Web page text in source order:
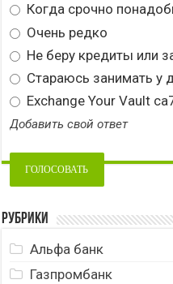
Когда срочно
Очень редко
Не беру кредиты или
Стараюсь занимать у
Exchange Your Vault
Добавить свой ответ
Рубрики
Альфа банк
Газпромбанк